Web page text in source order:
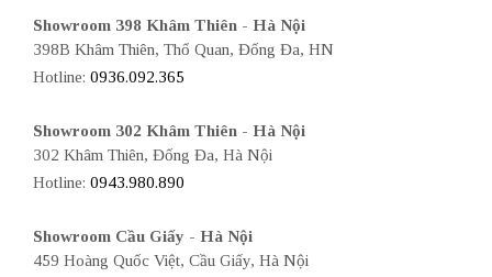
Showroom 398 Khâm Thiên - Hà Nội
398B Khâm Thiên, Thổ Quan, Đống Đa, HN
Hotline: 0936.092.365
Showroom 302 Khâm Thiên - Hà Nội
302 Khâm Thiên, Đống Đa, Hà Nội
Hotline: 0943.980.890
Showroom Cầu Giấy - Hà Nội
459 Hoàng Quốc Việt, Cầu Giấy, Hà Nội